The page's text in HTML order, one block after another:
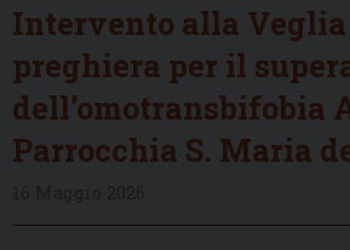
Intervento alla
preghiera per il
dell’omotransbifobia
Parrocchia S. Maria